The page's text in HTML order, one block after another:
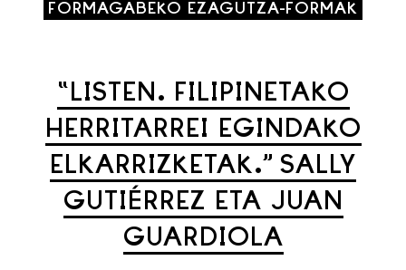
FORMAGABEKO EZAGUTZA-FORMAK
“LISTEN. FILIPINETAKO
HERRITARREI EGINDAKO
ELKARRIZKETAK.” SALLY
GUTIÉRREZ ETA JUAN
GUARDIOLA